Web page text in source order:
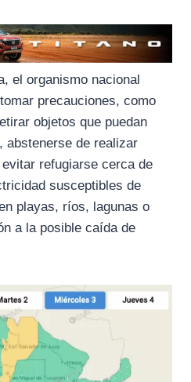
el organismo nacional
precauciones, como
objetos que puedan
abstenerse de realizar
refugiarse cerca de
susceptibles de
playas, ríos, lagunas o
a la posible caída de